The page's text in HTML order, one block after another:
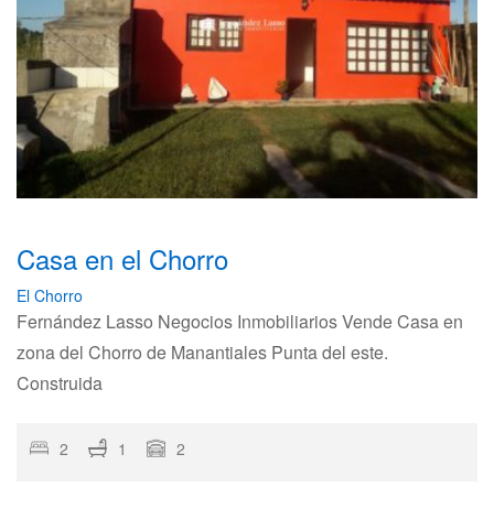
Casa en el Chorro
El Chorro
Fernández Lasso Negocios Inmobiliarios Vende Casa en
zona del Chorro de Manantiales Punta del este.
Construida
2 1 2